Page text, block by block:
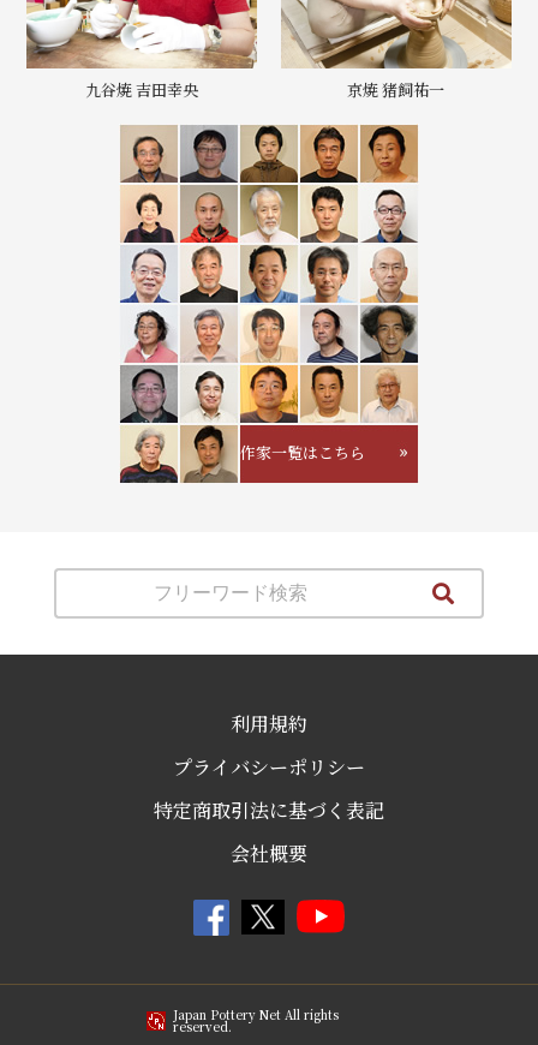
九谷焼 吉田幸央 京焼 猪飼祐一
作家一覧はこちら
利用規約
プライバシーポリシー
特定商取引法に基づく表記
会社概要
Japan Pottery Net All rights
reserved.